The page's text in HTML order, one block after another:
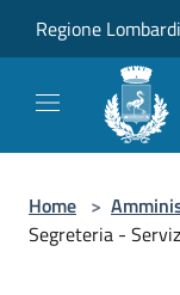
Regione
Home >
Segreteria -